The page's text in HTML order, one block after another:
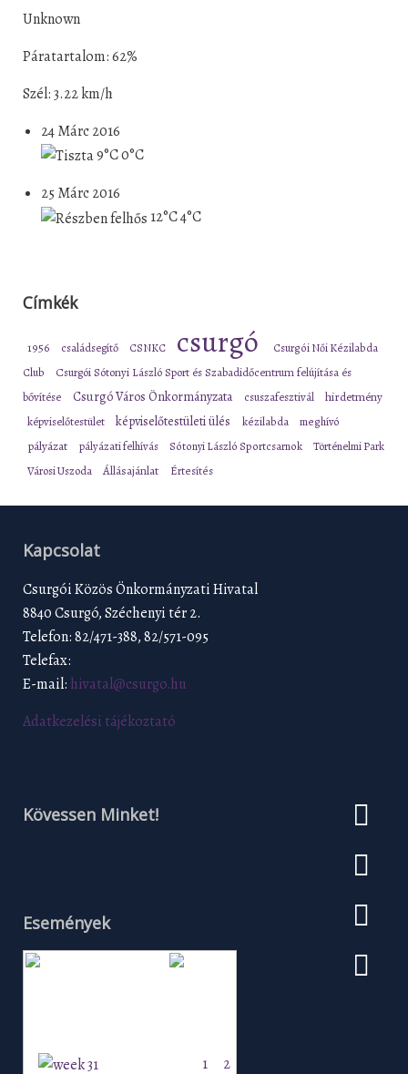
Unknown
Páratartalom: 62%
Szél: 3.22 km/h
24 Márc 2016
9°C0°C
25 Márc 2016
12°C4°C
Címkék
1956 családsegítő CSNKC csurgó
Csurgói Női Kézilabda
Club
Csurgói Sótonyi László Sport és Szabadidőcentrum felújítása és
bővítése
Csurgó Város Önkormányzata csuszafesztivál hirdetmény
képviselőtestület képviselőtestületi ülés kézilabda meghívó
pályázat pályázati felhívás Sótonyi László Sportcsarnok
Történelmi Park
Városi Uszoda
Állásajánlat Értesítés
Kapcsolat
Csurgói Közös Önkormányzati Hivatal
8840 Csurgó, Széchenyi tér 2.
Telefon: 82/471-388, 82/571-095
Telefax:
E-mail: hivatal@csurgo.hu
Adatkezelési tájékoztató
Kövessen Minket!
Események
1
2